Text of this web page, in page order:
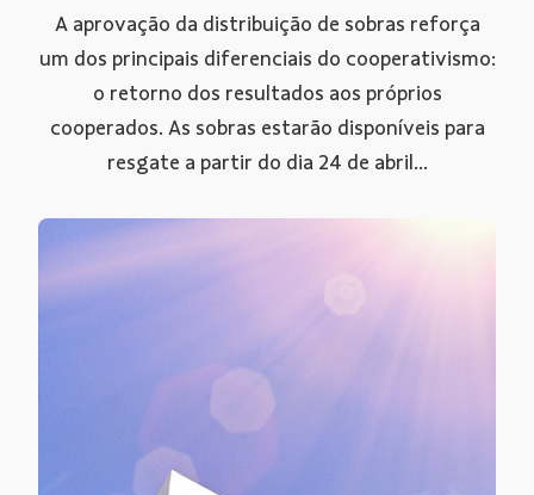
A aprovação da distribuição de sobras reforça
um dos principais diferenciais do cooperativismo:
o retorno dos resultados aos próprios
cooperados. As sobras estarão disponíveis para
resgate a partir do dia 24 de abril...